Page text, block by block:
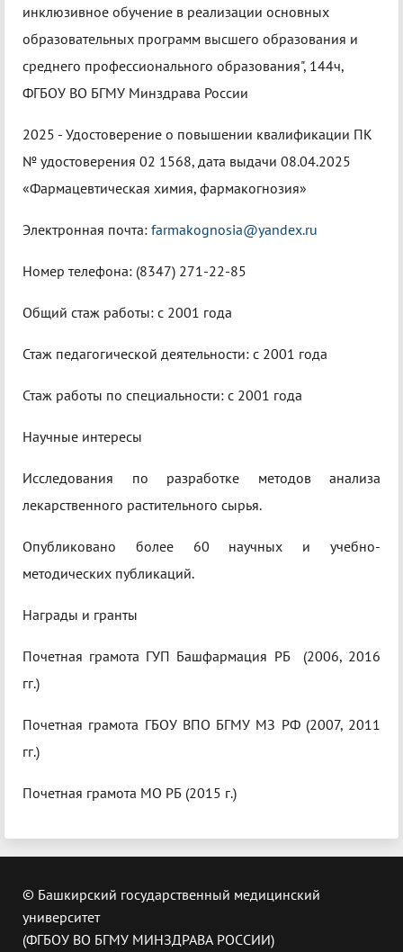
инклюзивное обучение в реализации основных
образовательных программ высшего образования и
среднего профессионального образования", 144ч,
ФГБОУ ВО БГМУ Минздрава России
2025 - Удостоверение о повышении квалификации ПК
№ удостоверения 02 1568, дата выдачи 08.04.2025
«Фармацевтическая химия, фармакогнозия»
Электронная почта: farmakognosia@yandex.ru
Номер телефона: (8347) 271-22-85
Общий стаж работы: c 2001 года
Стаж педагогической деятельности: c 2001 года
Стаж работы по специальности: c 2001 года
Научные интересы
Исследования по разработке методов анализа
лекарственного растительного сырья.
Опубликовано более 60 научных и учебно-
методических публикаций.
Награды и гранты
Почетная грамота ГУП Башфармация РБ (2006, 2016
гг.)
Почетная грамота ГБОУ ВПО БГМУ МЗ РФ (2007, 2011
гг.)
Почетная грамота МО РБ (2015 г.)
© Башкирский государственный медицинский
университет
(ФГБОУ ВО БГМУ МИНЗДРАВА РОССИИ)